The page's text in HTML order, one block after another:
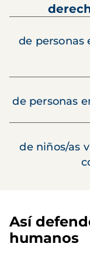
de personas
de personas
de niños/as
Así
humanos